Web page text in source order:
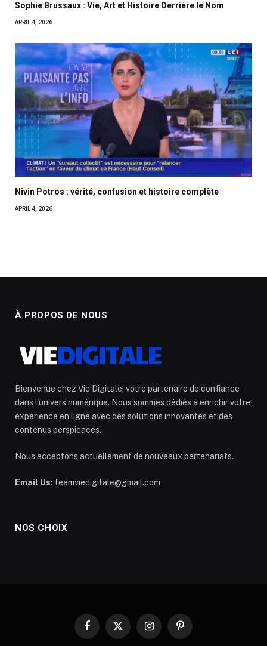
Sophie Brussaux : Vie, Art et Histoire Derrière le Nom
APRIL 4, 2026
Nivin Potros : vérité, confusion et histoire complète
APRIL 4, 2026
À PROPOS DE NOUS
Bienvenue chez Vie Digitale, votre partenaire de confiance
dans l'univers numérique. Nous sommes dédiés à enrichir votre
expérience en ligne avec des solutions innovantes et des
contenus perspicaces.
Nous acceptons actuellement de nouveaux partenariats.
Email Us: teamviedigitale@gmail.com
NOS CHOIX
Facebook
X
InstagramPinterest